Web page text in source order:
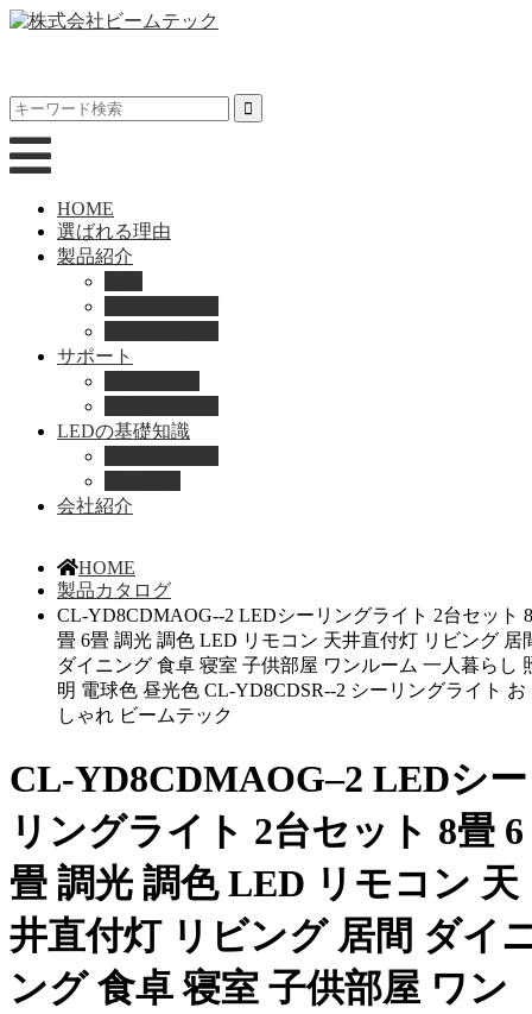
HOME
選ばれる理由
製品紹介
サポート
LEDの基礎知識
会社紹介
HOME
製品カタログ
CL-YD8CDMAOG--2 LEDシーリングライト 2台セット 8
畳 6畳 調光 調色 LED リモコン 天井直付灯 リビング 居
ダイニング 食卓 寝室 子供部屋 ワンルーム 一人暮らし
明 電球色 昼光色 CL-YD8CDSR--2 シーリングライト お
しゃれ ビームテック
CL-YD8CDMAOG–2 LEDシー
リングライト 2台セット 8畳 6
畳 調光 調色 LED リモコン 天
井直付灯 リビング 居間 ダイ
ング 食卓 寝室 子供部屋 ワン